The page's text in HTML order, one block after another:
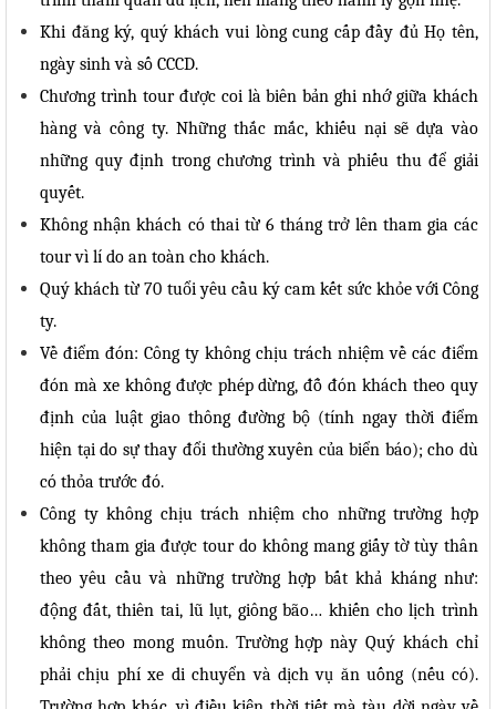
Khi đăng ký, quý khách vui lòng cung cấp đầy đủ Họ tên,
ngày sinh và số CCCD.
Chương trình tour được coi là biên bản ghi nhớ giữa khách
hàng và công ty. Những thắc mắc, khiếu nại sẽ dựa vào
những quy định trong chương trình và phiếu thu để giải
quyết.
Không nhận khách có thai từ 6 tháng trở lên tham gia các
tour vì lí do an toàn cho khách.
Quý khách từ 70 tuổi yêu cầu ký cam kết sức khỏe với Công
ty.
Về điểm đón: Công ty không chịu trách nhiệm về các điểm
đón mà xe không được phép dừng, đỗ đón khách theo quy
định của luật giao thông đường bộ (tính ngay thời điểm
hiện tại do sự thay đổi thường xuyên của biển báo); cho dù
có thỏa trước đó.
Công ty không chịu trách nhiệm cho những trường hợp
không tham gia được tour do không mang giấy tờ tùy thân
theo yêu cầu và những trường hợp bất khả kháng như:
động đất, thiên tai, lũ lụt, giông bão… khiến cho lịch trình
không theo mong muốn. Trường hợp này Quý khách chỉ
phải chịu phí xe di chuyển và dịch vụ ăn uống (nếu có).